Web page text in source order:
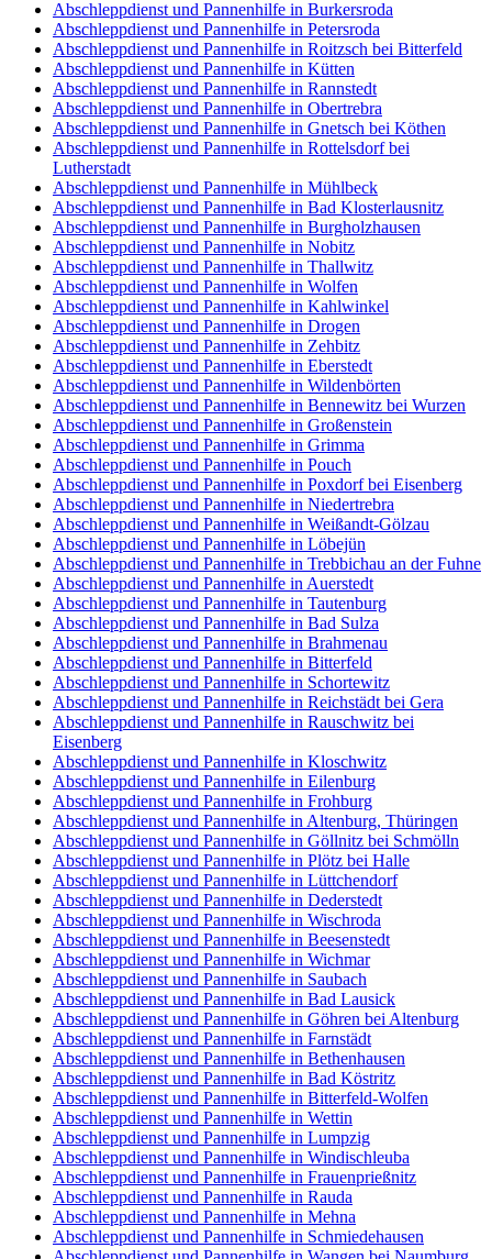
Abschleppdienst und Pannenhilfe in Burkersroda
Abschleppdienst und Pannenhilfe in Petersroda
Abschleppdienst und Pannenhilfe in Roitzsch bei Bitterfeld
Abschleppdienst und Pannenhilfe in Kütten
Abschleppdienst und Pannenhilfe in Rannstedt
Abschleppdienst und Pannenhilfe in Obertrebra
Abschleppdienst und Pannenhilfe in Gnetsch bei Köthen
Abschleppdienst und Pannenhilfe in Rottelsdorf bei
Lutherstadt
Abschleppdienst und Pannenhilfe in Mühlbeck
Abschleppdienst und Pannenhilfe in Bad Klosterlausnitz
Abschleppdienst und Pannenhilfe in Burgholzhausen
Abschleppdienst und Pannenhilfe in Nobitz
Abschleppdienst und Pannenhilfe in Thallwitz
Abschleppdienst und Pannenhilfe in Wolfen
Abschleppdienst und Pannenhilfe in Kahlwinkel
Abschleppdienst und Pannenhilfe in Drogen
Abschleppdienst und Pannenhilfe in Zehbitz
Abschleppdienst und Pannenhilfe in Eberstedt
Abschleppdienst und Pannenhilfe in Wildenbörten
Abschleppdienst und Pannenhilfe in Bennewitz bei Wurzen
Abschleppdienst und Pannenhilfe in Großenstein
Abschleppdienst und Pannenhilfe in Grimma
Abschleppdienst und Pannenhilfe in Pouch
Abschleppdienst und Pannenhilfe in Poxdorf bei Eisenberg
Abschleppdienst und Pannenhilfe in Niedertrebra
Abschleppdienst und Pannenhilfe in Weißandt-Gölzau
Abschleppdienst und Pannenhilfe in Löbejün
Abschleppdienst und Pannenhilfe in Trebbichau an der Fuhne
Abschleppdienst und Pannenhilfe in Auerstedt
Abschleppdienst und Pannenhilfe in Tautenburg
Abschleppdienst und Pannenhilfe in Bad Sulza
Abschleppdienst und Pannenhilfe in Brahmenau
Abschleppdienst und Pannenhilfe in Bitterfeld
Abschleppdienst und Pannenhilfe in Schortewitz
Abschleppdienst und Pannenhilfe in Reichstädt bei Gera
Abschleppdienst und Pannenhilfe in Rauschwitz bei
Eisenberg
Abschleppdienst und Pannenhilfe in Kloschwitz
Abschleppdienst und Pannenhilfe in Eilenburg
Abschleppdienst und Pannenhilfe in Frohburg
Abschleppdienst und Pannenhilfe in Altenburg, Thüringen
Abschleppdienst und Pannenhilfe in Göllnitz bei Schmölln
Abschleppdienst und Pannenhilfe in Plötz bei Halle
Abschleppdienst und Pannenhilfe in Lüttchendorf
Abschleppdienst und Pannenhilfe in Dederstedt
Abschleppdienst und Pannenhilfe in Wischroda
Abschleppdienst und Pannenhilfe in Beesenstedt
Abschleppdienst und Pannenhilfe in Wichmar
Abschleppdienst und Pannenhilfe in Saubach
Abschleppdienst und Pannenhilfe in Bad Lausick
Abschleppdienst und Pannenhilfe in Göhren bei Altenburg
Abschleppdienst und Pannenhilfe in Farnstädt
Abschleppdienst und Pannenhilfe in Bethenhausen
Abschleppdienst und Pannenhilfe in Bad Köstritz
Abschleppdienst und Pannenhilfe in Bitterfeld-Wolfen
Abschleppdienst und Pannenhilfe in Wettin
Abschleppdienst und Pannenhilfe in Lumpzig
Abschleppdienst und Pannenhilfe in Windischleuba
Abschleppdienst und Pannenhilfe in Frauenprießnitz
Abschleppdienst und Pannenhilfe in Rauda
Abschleppdienst und Pannenhilfe in Mehna
Abschleppdienst und Pannenhilfe in Schmiedehausen